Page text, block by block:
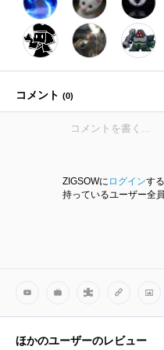
コメント (0)
ZIGSOWに ログインす
持っているユーザー全
ほかのユーザーのレビュー